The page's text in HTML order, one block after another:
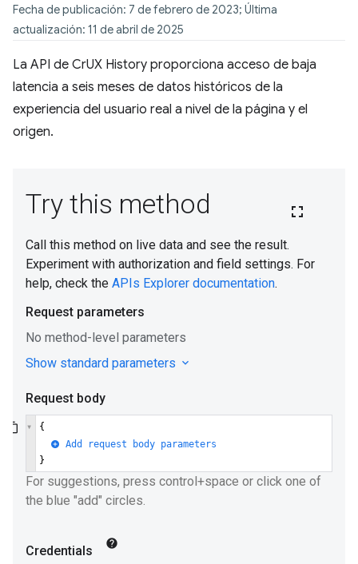
Fecha de publicación: 7 de febrero de 2023; Última
actualización: 11 de abril de 2025
La API de CrUX History proporciona acceso de baja
latencia a seis meses de datos históricos de la
experiencia del usuario real a nivel de la página y el
origen.